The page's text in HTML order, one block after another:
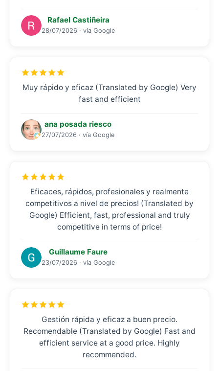
Rafael Castiñeira
28/07/2026 · vía Google
Muy rápido y eficaz (Translated by Google) Very
fast and efficient
ana posada riesco
27/07/2026 · vía Google
Eficaces, rápidos, profesionales y realmente
competitivos a nivel de precios! (Translated by
Google) Efficient, fast, professional and truly
competitive in terms of price!
Guillaume Faure
23/07/2026 · vía Google
Gestión rápida y eficaz a buen precio.
Recomendable (Translated by Google) Fast and
efficient service at a good price. Highly
recommended.